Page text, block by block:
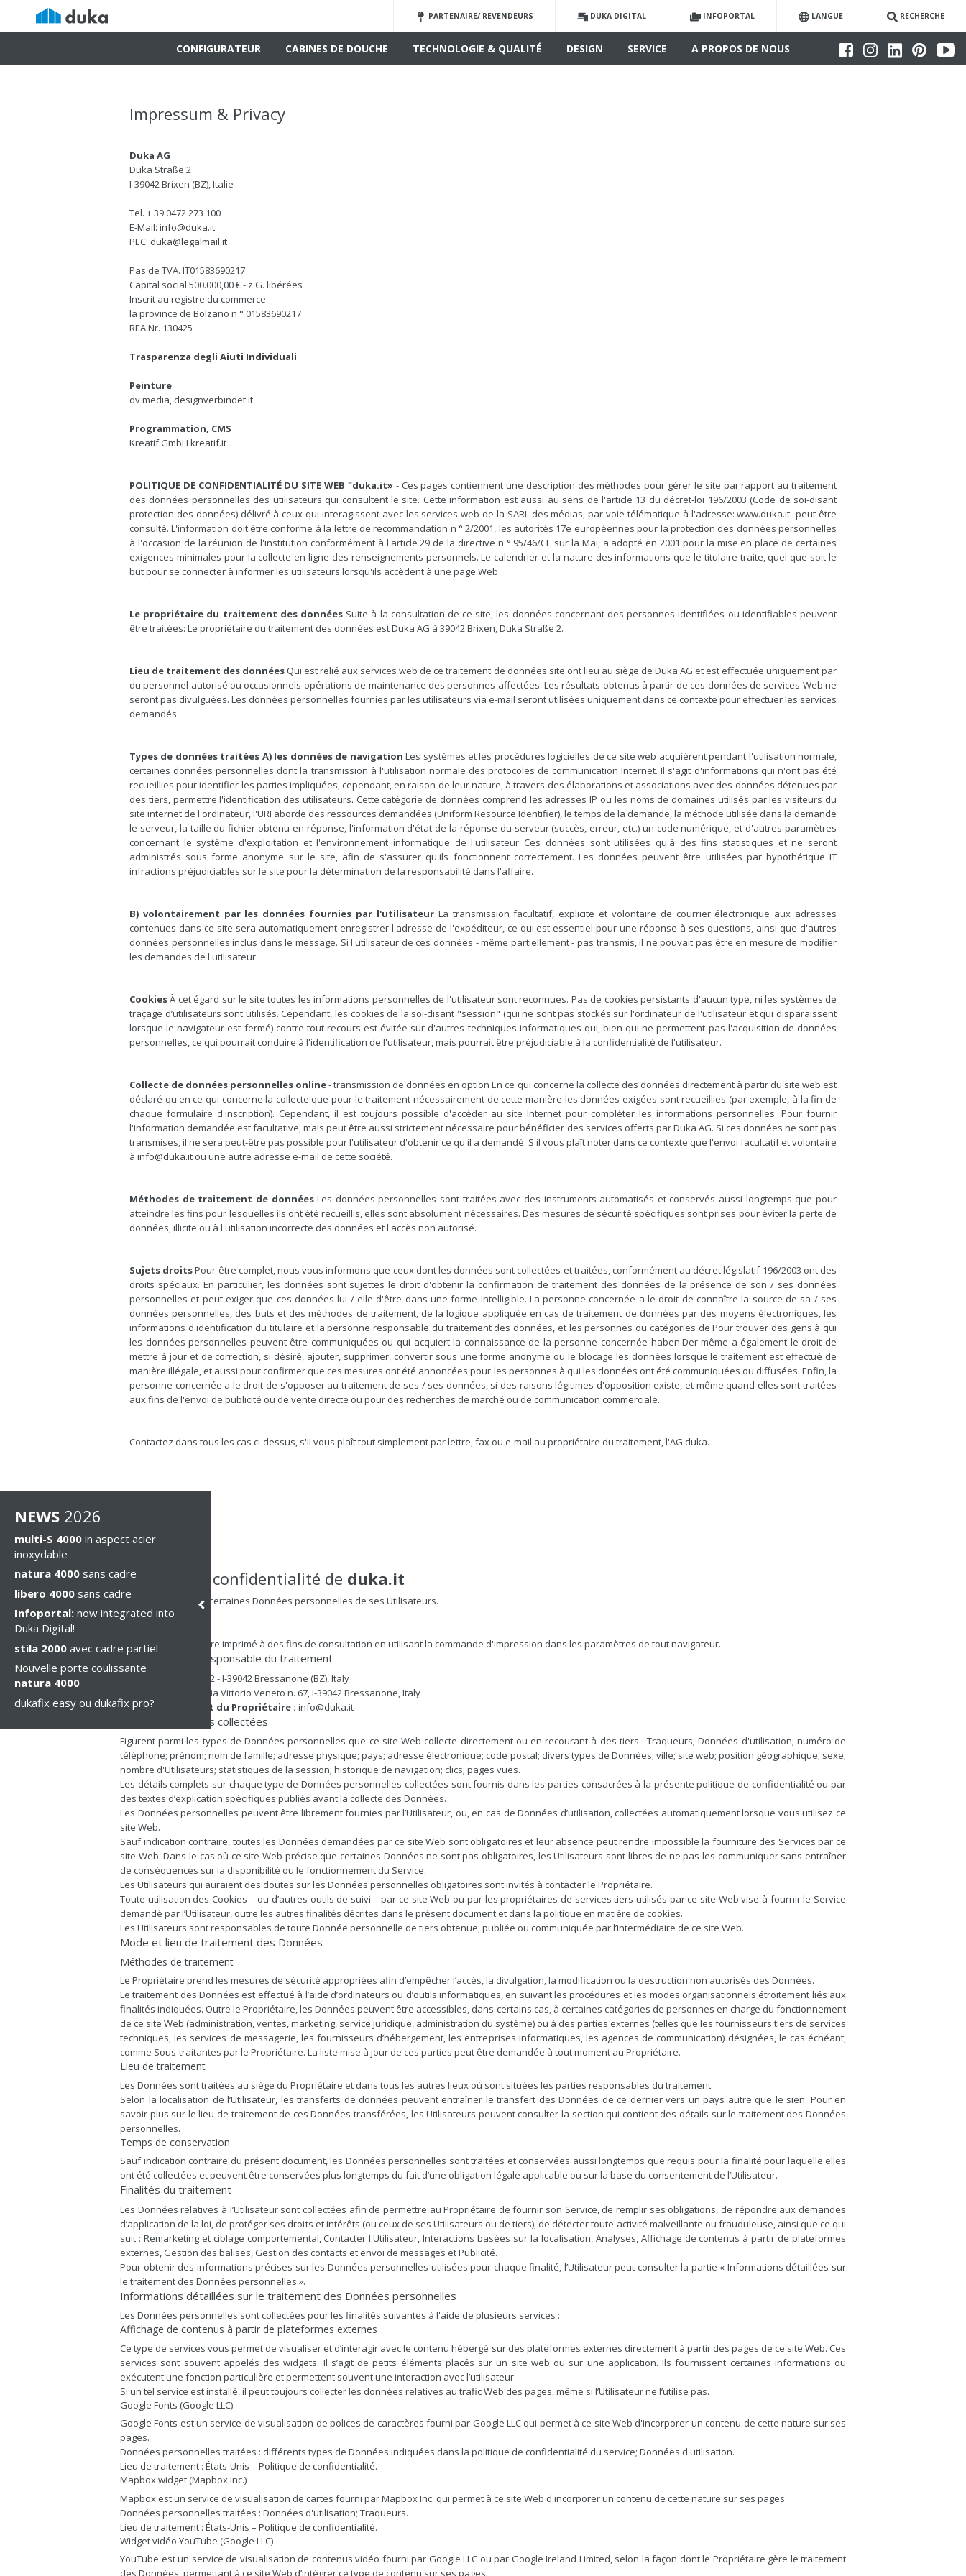
PARTENAIRE/ REVENDEURS DUKA DIGITAL INFOPORTAL LANGUE RECHERCHE
CONFIGURATEUR CABINES DE DOUCHE TECHNOLOGIE & QUALITÉ DESIGN SERVICE A PROPOS DE NOUS
Impressum & Privacy
Duka AG
Duka Straße 2
I-39042 Brixen (BZ), Italie
Tel. + 39 0472 273 100
E-Mail: info@duka.it
PEC: duka@legalmail.it
Pas de TVA. IT01583690217
Capital social 500.000,00 € - z.G. libérées
Inscrit au registre du commerce
la province de Bolzano n ° 01583690217
REA Nr. 130425
Trasparenza degli Aiuti Individuali
Peinture
dv media, designverbindet.it
Programmation, CMS
Kreatif GmbH kreatif.it
POLITIQUE DE CONFIDENTIALITÉ DU SITE WEB "duka.it» - Ces pages contiennent une description des méthodes pour gérer le site par rapport au traitement
des données personnelles des utilisateurs qui consultent le site. Cette information est aussi au sens de l'article 13 du décret-loi 196/2003 (Code de soi-disant
protection des données) délivré à ceux qui interagissent avec les services web de la SARL des médias, par voie télématique à l'adresse:www.duka.it peut être
consulté. L'information doit être conforme à la lettre de recommandation n ° 2/2001, les autorités 17e européennes pour la protection des données personnelles
à l'occasion de la réunion de l'institution conformément à l'article 29 de la directive n ° 95/46/CE sur la Mai, a adopté en 2001 pour la mise en place de certaines
exigences minimales pour la collecte en ligne des renseignements personnels. Le calendrier et la nature des informations que le titulaire traite, quel que soit le
but pour se connecter à informer les utilisateurs lorsqu'ils accèdent à une page Web
Le propriétaire du traitement des donnéesSuite à la consultation de ce site, les données concernant des personnes identifiées ou identifiables peuvent
être traitées: Le propriétaire du traitement des données est Duka AG à 39042 Brixen, Duka Straße 2.
Lieu de traitement des données Qui est relié aux services web de ce traitement de données site ont lieu au siège de Duka AG et est effectuée uniquement par
du personnel autorisé ou occasionnels opérations de maintenance des personnes affectées. Les résultats obtenus à partir de ces données de services Web ne
seront pas divulguées. Les données personnelles fournies par les utilisateurs via e-mail seront utilisées uniquement dans ce contexte pour effectuer les services
demandés.
Types de données traitées A) les données de navigation Les systèmes et les procédures logicielles de ce site web acquièrent pendant l'utilisation normale,
certaines données personnelles dont la transmission à l'utilisation normale des protocoles de communication Internet. Il s'agit d'informations qui n'ont pas été
recueillies pour identifier les parties impliquées, cependant, en raison de leur nature, à travers des élaborations et associations avec des données détenues par
des tiers, permettre l'identification des utilisateurs. Cette catégorie de données comprend les adresses IP ou les noms de domaines utilisés par les visiteurs du
site internet de l'ordinateur, l'URI aborde des ressources demandées (Uniform Resource Identifier), le temps de la demande, la méthode utilisée dans la demande
le serveur, la taille du fichier obtenu en réponse, l'information d'état de la réponse du serveur (succès, erreur, etc.) un code numérique, et d'autres paramètres
concernant le système d'exploitation et l'environnement informatique de l'utilisateur Ces données sont utilisées qu'à des fins statistiques et ne seront
administrés sous forme anonyme sur le site, afin de s'assurer qu'ils fonctionnent correctement. Les données peuvent être utilisées par hypothétique IT
infractions préjudiciables sur le site pour la détermination de la responsabilité dans l'affaire.
B) volontairement par les données fournies par l'utilisateurLa transmission facultatif, explicite et volontaire de courrier électronique aux adresses
contenues dans ce site sera automatiquement enregistrer l'adresse de l'expéditeur, ce qui est essentiel pour une réponse à ses questions, ainsi que d'autres
données personnelles inclus dans le message. Si l'utilisateur de ces données - même partiellement - pas transmis, il ne pouvait pas être en mesure de modifier
les demandes de l'utilisateur.
CookiesÀ cet égard sur le site toutes les informations personnelles de l'utilisateur sont reconnues. Pas de cookies persistants d'aucun type, ni les systèmes de
traçage d’utilisateurs sont utilisés. Cependant, les cookies de la soi-disant "session" (qui ne sont pas stockés sur l'ordinateur de l'utilisateur et qui disparaissent
lorsque le navigateur est fermé) contre tout recours est évitée sur d'autres techniques informatiques qui, bien qui ne permettent pas l'acquisition de données
personnelles, ce qui pourrait conduire à l'identification de l'utilisateur, mais pourrait être préjudiciable à la confidentialité de l'utilisateur.
Collecte de données personnelles online- transmission de données en option En ce qui concerne la collecte des données directement à partir du site web est
déclaré qu'en ce qui concerne la collecte que pour le traitement nécessairement de cette manière les données exigées sont recueillies (par exemple, à la fin de
chaque formulaire d'inscription). Cependant, il est toujours possible d'accéder au site Internet pour compléter les informations personnelles. Pour fournir
l'information demandée est facultative, mais peut être aussi strictement nécessaire pour bénéficier des services offerts par Duka AG. Si ces données ne sont pas
transmises, il ne sera peut-être pas possible pour l'utilisateur d'obtenir ce qu'il a demandé. S'il vous plaît noter dans ce contexte que l'envoi facultatif et volontaire
à info@duka.it ou une autre adresse e-mail de cette société.
Méthodes de traitement de donnéesLes données personnelles sont traitées avec des instruments automatisés et conservés aussi longtemps que pour
atteindre les fins pour lesquelles ils ont été recueillis, elles sont absolument nécessaires. Des mesures de sécurité spécifiques sont prises pour éviter la perte de
données, illicite ou à l'utilisation incorrecte des données et l'accès non autorisé.
Sujets droitsPour être complet, nous vous informons que ceux dont les données sont collectées et traitées, conformément au décret législatif 196/2003 ont des
droits spéciaux. En particulier, les données sont sujettes le droit d'obtenir la confirmation de traitement des données de la présence de son / ses données
personnelles et peut exiger que ces données lui / elle d'être dans une forme intelligible. La personne concernée a le droit de connaître la source de sa / ses
données personnelles, des buts et des méthodes de traitement, de la logique appliquée en cas de traitement de données par des moyens électroniques, les
informations d'identification du titulaire et la personne responsable du traitement des données, et les personnes ou catégories de Pour trouver des gens à qui
les données personnelles peuvent être communiquées ou qui acquiert la connaissance de la personne concernée haben.Der même a également le droit de
mettre à jour et de correction, si désiré, ajouter, supprimer, convertir sous une forme anonyme ou le blocage les données lorsque le traitement est effectué de
manière illégale, et aussi pour confirmer que ces mesures ont été annoncées pour les personnes à qui les données ont été communiquées ou diffusées. Enfin, la
personne concernée a le droit de s'opposer au traitement de ses / ses données, si des raisons légitimes d'opposition existe, et même quand elles sont traitées
aux fins de l'envoi de publicité ou de vente directe ou pour des recherches de marché ou de communication commerciale.
Contactez dans tous les cas ci-dessus, s'il vous plaît tout simplement par lettre, fax ou e-mail au propriétaire du traitement, l'AG duka.
Politique de confidentialité de duka.it
Ce site Web collecte certaines Données personnelles de ses Utilisateurs.
Ce document peut être imprimé à des fins de consultation en utilisant la commande d'impression dans les paramètres de tout navigateur.
Propriétaire et Responsable du traitement
duka SpA - Via Duka 2 - I-39042 Bressanone (BZ), Italy
I.F.K. Consulting Srl, Via Vittorio Veneto n. 67, I-39042 Bressanone, Italy
Courriel de contact du Propriétaire : info@duka.it
Types de Données collectées
Figurent parmi les types de Données personnelles que ce site Web collecte directement ou en recourant à des tiers : Traqueurs; Données d'utilisation; numéro de
téléphone; prénom; nom de famille; adresse physique; pays; adresse électronique; code postal; divers types de Données; ville; site web; position géographique; sexe;
nombre d'Utilisateurs; statistiques de la session; historique de navigation; clics; pages vues.
Les détails complets sur chaque type de Données personnelles collectées sont fournis dans les parties consacrées à la présente politique de confidentialité ou par
des textes d’explication spécifiques publiés avant la collecte des Données.
Les Données personnelles peuvent être librement fournies par l’Utilisateur, ou, en cas de Données d’utilisation, collectées automatiquement lorsque vous utilisez ce
site Web.
Sauf indication contraire, toutes les Données demandées par ce site Web sont obligatoires et leur absence peut rendre impossible la fourniture des Services par ce
site Web. Dans le cas où ce site Web précise que certaines Données ne sont pas obligatoires, les Utilisateurs sont libres de ne pas les communiquer sans entraîner
de conséquences sur la disponibilité ou le fonctionnement du Service.
Les Utilisateurs qui auraient des doutes sur les Données personnelles obligatoires sont invités à contacter le Propriétaire.
Toute utilisation des Cookies – ou d’autres outils de suivi – par ce site Web ou par les propriétaires de services tiers utilisés par ce site Web vise à fournir le Service
demandé par l’Utilisateur, outre les autres finalités décrites dans le présent document et dans la politique en matière de cookies.
Les Utilisateurs sont responsables de toute Donnée personnelle de tiers obtenue, publiée ou communiquée par l’intermédiaire de ce site Web.
Mode et lieu de traitement des Données
Méthodes de traitement
Le Propriétaire prend les mesures de sécurité appropriées afin d’empêcher l’accès, la divulgation, la modification ou la destruction non autorisés des Données.
Le traitement des Données est effectué à l’aide d’ordinateurs ou d’outils informatiques, en suivant les procédures et les modes organisationnels étroitement liés aux
finalités indiquées. Outre le Propriétaire, les Données peuvent être accessibles, dans certains cas, à certaines catégories de personnes en charge du fonctionnement
de ce site Web (administration, ventes, marketing, service juridique, administration du système) ou à des parties externes (telles que les fournisseurs tiers de services
techniques, les services de messagerie, les fournisseurs d’hébergement, les entreprises informatiques, les agences de communication) désignées, le cas échéant,
comme Sous-traitantes par le Propriétaire. La liste mise à jour de ces parties peut être demandée à tout moment au Propriétaire.
Lieu de traitement
Les Données sont traitées au siège du Propriétaire et dans tous les autres lieux où sont situées les parties responsables du traitement.
Selon la localisation de l’Utilisateur, les transferts de données peuvent entraîner le transfert des Données de ce dernier vers un pays autre que le sien. Pour en
savoir plus sur le lieu de traitement de ces Données transférées, les Utilisateurs peuvent consulter la section qui contient des détails sur le traitement des Données
personnelles.
Temps de conservation
Sauf indication contraire du présent document, les Données personnelles sont traitées et conservées aussi longtemps que requis pour la finalité pour laquelle elles
ont été collectées et peuvent être conservées plus longtemps du fait d’une obligation légale applicable ou sur la base du consentement de l’Utilisateur.
Finalités du traitement
Les Données relatives à l’Utilisateur sont collectées afin de permettre au Propriétaire de fournir son Service, de remplir ses obligations, de répondre aux demandes
d’application de la loi, de protéger ses droits et intérêts (ou ceux de ses Utilisateurs ou de tiers), de détecter toute activité malveillante ou frauduleuse, ainsi que ce qui
suit : Remarketing et ciblage comportemental, Contacter l'Utilisateur, Interactions basées sur la localisation, Analyses, Affichage de contenus à partir de plateformes
externes, Gestion des balises, Gestion des contacts et envoi de messages et Publicité.
Pour obtenir des informations précises sur les Données personnelles utilisées pour chaque finalité, l’Utilisateur peut consulter la partie « Informations détaillées sur
le traitement des Données personnelles ».
Informations détaillées sur le traitement des Données personnelles
Les Données personnelles sont collectées pour les finalités suivantes à l'aide de plusieurs services :
Affichage de contenus à partir de plateformes externes
Ce type de services vous permet de visualiser et d’interagir avec le contenu hébergé sur des plateformes externes directement à partir des pages de ce site Web. Ces
services sont souvent appelés des widgets. Il s’agit de petits éléments placés sur un site web ou sur une application. Ils fournissent certaines informations ou
exécutent une fonction particulière et permettent souvent une interaction avec l’utilisateur.
Si un tel service est installé, il peut toujours collecter les données relatives au trafic Web des pages, même si l’Utilisateur ne l’utilise pas.
Google Fonts (Google LLC)
Google Fonts est un service de visualisation de polices de caractères fourni par Google LLC qui permet à ce site Web d'incorporer un contenu de cette nature sur ses
pages.
Données personnelles traitées : différents types de Données indiquées dans la politique de confidentialité du service; Données d'utilisation.
Lieu de traitement : États-Unis – Politique de confidentialité.
Mapbox widget (Mapbox Inc.)
Mapbox est un service de visualisation de cartes fourni par Mapbox Inc. qui permet à ce site Web d'incorporer un contenu de cette nature sur ses pages.
Données personnelles traitées : Données d'utilisation; Traqueurs.
Lieu de traitement : États-Unis – Politique de confidentialité.
Widget vidéo YouTube (Google LLC)
YouTube est un service de visualisation de contenus vidéo fourni par Google LLC ou par Google Ireland Limited, selon la façon dont le Propriétaire gère le traitement
des Données, permettant à ce site Web d’intégrer ce type de contenu sur ses pages.
NEWS 2026
multi-S 4000 in aspect acier
inoxydable
natura 4000 sans cadre
libero 4000 sans cadre
Infoportal: now integrated into
Duka Digital!
stila 2000 avec cadre partiel
Nouvelle porte coulissante
natura 4000
dukafix easy ou dukafix pro?